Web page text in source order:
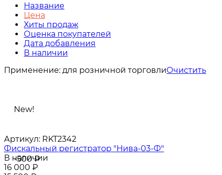
Название
Цена
Хиты продаж
Оценка покупателей
Дата добавления
В наличии
Применение: для розничной торговлиОчистить
New!
-500₽
Артикул: RKT2342
Фискальный регистратор "Нива-03-Ф"
В наличии
16 000 ₽